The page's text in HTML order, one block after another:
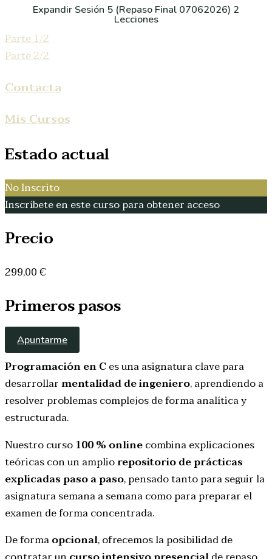
Expandir Sesión 5 (Repaso Final 07062026) 2
Lecciones
Parte 1/2
Parte 2/2
Contacta
Mis Cursos
Estado actual
No Inscrito
Inscríbete en este curso para obtener acceso
Precio
299,00 €
Primeros pasos
Apuntarme
Programación en C es una asignatura clave para
desarrollarmentalidad de ingeniero, aprendiendo a
resolver problemas complejos de forma analítica y
estructurada.
Nuestro curso 100 % onlinecombina explicaciones
teóricas con un ampliorepositorio de prácticas
explicadas paso a paso, pensado tanto para seguir la
asignatura semana a semana como para preparar el
examen de forma concentrada.
De formaopcional, ofrecemos la posibilidad de